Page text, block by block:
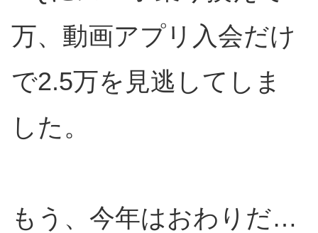
万、動画アプリ入会だけ
で2.5万を見逃してしま
した。
もう、今年はおわりだ…